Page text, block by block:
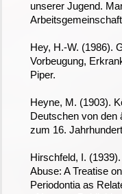
unserer Jugend.
Hey, H.-W. (1986).
Vorbeugung,
Piper.
Heyne, M. (1903).
Deutschen von den
zum 16.
Hirschfeld, I.
Abuse: A Treatise
Periodontia as